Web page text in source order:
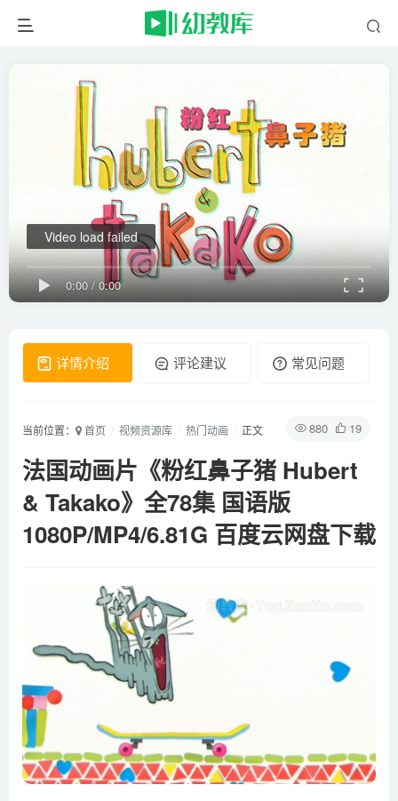
0:00/0:00
Video load failed
详情介绍 评论建议 常见问题
880 19
当前位置： 首页 视频资源库 热门动画 正文
法国动画片《粉红鼻子猪 Hubert
& Takako》全78集 国语版
1080P/MP4/6.81G 百度云网盘下载